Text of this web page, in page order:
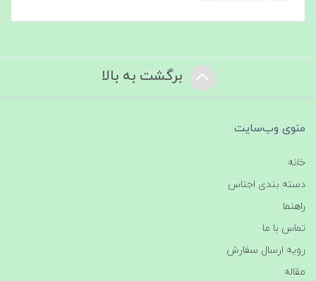
برگشت به بالا
منوی وب‌سایت
خانه
دسته بندی اجناس
راهنما
تماس با ما
رویه ارسال سفارش
مقاله